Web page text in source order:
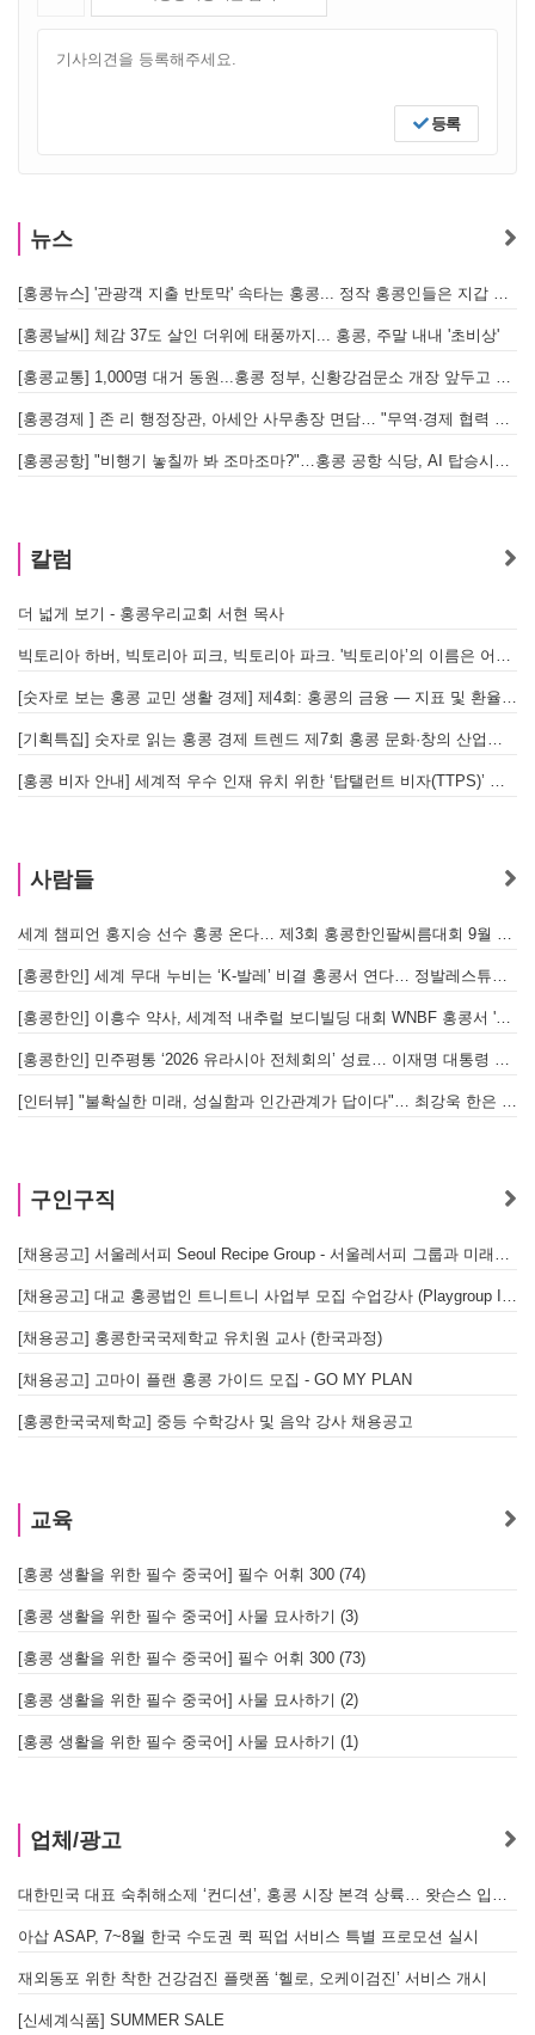
등록
뉴스
[홍콩뉴스] '관광객 지출 반토막' 속타는 홍콩... 정작 홍콩인들은 지갑 들고 해외로?
[홍콩날씨] 체감 37도 살인 더위에 태풍까지... 홍콩, 주말 내내 '초비상'
[홍콩교통] 1,000명 대거 동원...홍콩 정부, 신황강검문소 개장 앞두고 실전 훈련 돌입
[홍콩경제 ] 존 리 행정장관, 아세안 사무총장 면담… "무역·경제 협력 한층 강화한다"
[홍콩공항] "비행기 놓칠까 봐 조마조마?"…홍콩 공항 식당, AI 탑승시간 계산해 메뉴 추천해 준다
칼럼
더 넓게 보기 - 홍콩우리교회 서현 목사
빅토리아 하버, 빅토리아 피크, 빅토리아 파크. '빅토리아’의 이름은 어떻게 온 걸까? - [이승권 원장의 생활칼럼]
[숫자로 보는 홍콩 교민 생활 경제] 제4회: 홍콩의 금융 — 지표 및 환율, MPF 운영 현황
[기획특집] 숫자로 읽는 홍콩 경제 트렌드 제7회 홍콩 문화·창의 산업의 구조와 분야별 동향
[홍콩 비자 안내] 세계적 우수 인재 유치 위한 ‘탑탤런트 비자(TTPS)’ 주요 요건
사람들
세계 챔피언 홍지승 선수 홍콩 온다… 제3회 홍콩한인팔씨름대회 9월 12일 개최
[홍콩한인] 세계 무대 누비는 ‘K-발레’ 비결 홍콩서 연다… 정발레스튜디오 개원
[홍콩한인] 이흥수 약사, 세계적 내추럴 보디빌딩 대회 WNBF 홍콩서 '마스터 부문 1위' 기염
[홍콩한인] 민주평통 ‘2026 유라시아 전체회의’ 성료… 이재명 대통령 참석으로 의미 더해
[인터뷰] "불확실한 미래, 성실함과 인간관계가 답이다"… 최강욱 한은 부소장이 청소년들에게 전하는 응원
구인구직
[채용공고] 서울레서피 Seoul Recipe Group - 서울레서피 그룹과 미래를 함께할 유능한 인재를 모십니다
[채용공고] 대교 홍콩법인 트니트니 사업부 모집 수업강사 (Playgroup Instructor)
[채용공고] 홍콩한국국제학교 유치원 교사 (한국과정)
[채용공고] 고마이 플랜 홍콩 가이드 모집 - GO MY PLAN
[홍콩한국국제학교] 중등 수학강사 및 음악 강사 채용공고
교육
[홍콩 생활을 위한 필수 중국어] 필수 어휘 300 (74)
[홍콩 생활을 위한 필수 중국어] 사물 묘사하기 (3)
[홍콩 생활을 위한 필수 중국어] 필수 어휘 300 (73)
[홍콩 생활을 위한 필수 중국어] 사물 묘사하기 (2)
[홍콩 생활을 위한 필수 중국어] 사물 묘사하기 (1)
업체/광고
대한민국 대표 숙취해소제 ‘컨디션’, 홍콩 시장 본격 상륙… 왓슨스 입점 기념 할인 행사 진행
아삽 ASAP, 7~8월 한국 수도권 퀵 픽업 서비스 특별 프로모션 실시
재외동포 위한 착한 건강검진 플랫폼 ‘헬로, 오케이검진’ 서비스 개시
[신세계식품] SUMMER SALE